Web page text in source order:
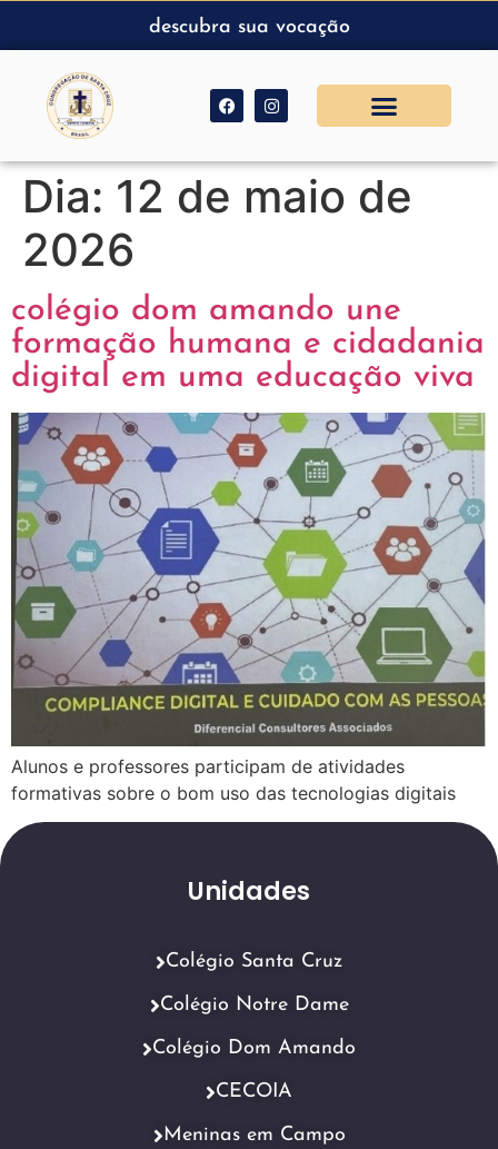
descubra sua vocação
Dia: 12 de maio de
2026
colégio dom amando une
formação humana e cidadania
digital em uma educação viva
Alunos e professores participam de atividades
formativas sobre o bom uso das tecnologias digitais
Unidades
Colégio Santa Cruz
Colégio Notre Dame
Colégio Dom Amando
CECOIA
Meninas em Campo